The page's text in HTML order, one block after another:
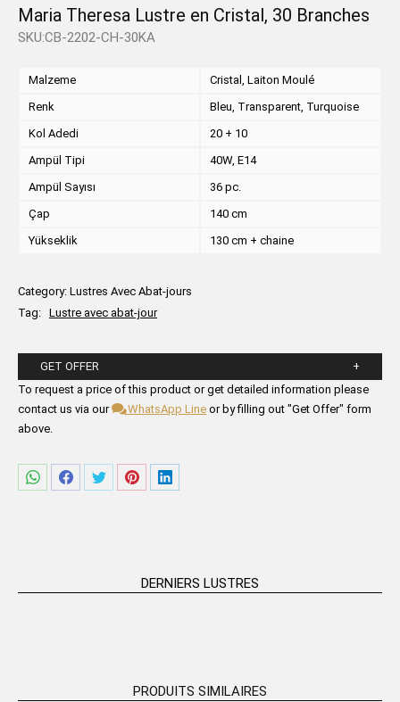
Maria Theresa Lustre en Cristal, 30 Branches
SKU:CB-2202-CH-30KA
Malzeme
Cristal, Laiton Moulé
Renk
Bleu, Transparent, Turquoise
Kol Adedi
20 + 10
Ampül Tipi
40W, E14
Ampül Sayısı
36 pc.
Çap
140 cm
Yükseklik
130 cm + chaine
Category: Lustres Avec Abat-jours
Tag: Lustre avec abat-jour
GET OFFER
Please fill in the form fields below.
To request a price of this product or get detailed information please
contact us via our
WhatsApp Line or by filling out "Get Offer" form
above.
PartagerPartagerPartagerPartagerPartager
DERNIERS LUSTRES
PRODUITS SIMILAIRES